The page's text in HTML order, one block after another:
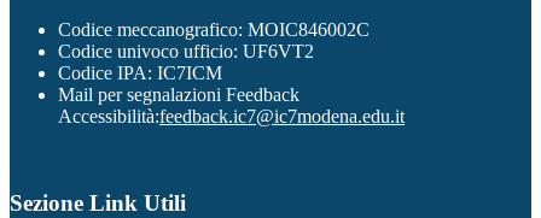
Codice meccanografico: MOIC846002C
Codice univoco ufficio: UF6VT2
Codice IPA: IC7ICM
Mail per segnalazioni Feedback
Accessibilità:feedback.ic7@ic7modena.edu.it
Sezione Link Utili